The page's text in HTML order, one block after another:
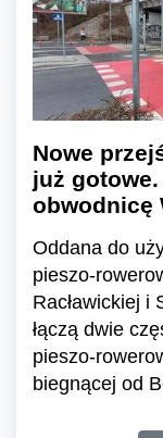
Nowe
już
obwodnicę
Oddana do
pieszo-
Racławickiej i
łączą dwie
pieszo-
biegnącej od